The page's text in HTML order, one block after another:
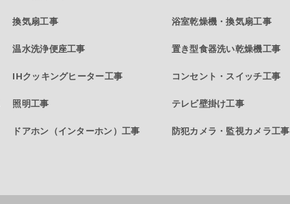
換気扇工事 浴室乾燥機・換気扇工事
温水洗浄便座工事 置き型食器洗い乾燥機工事
IHクッキングヒーター工事 コンセント・スイッチ工事
照明工事 テレビ壁掛け工事
ドアホン（インターホン）工事 防犯カメラ・監視カメラ工事